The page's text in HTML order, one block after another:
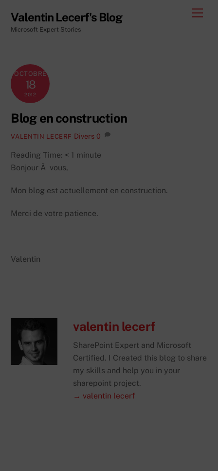
content
Valentin Lecerf's Blog
Microsoft Expert Stories
OCTOBRE
18
2012
Blog en construction
VALENTIN LECERF Divers 0
Reading Time: < 1 minute
Bonjour Ã vous,
Mon blog est actuellement en construction.
Merci de votre patience.
Valentin
valentin lecerf
SharePoint Expert and Microsoft
Certified. I Created this blog to share
my skills and help you in your
sharepoint project.
→ valentin lecerf